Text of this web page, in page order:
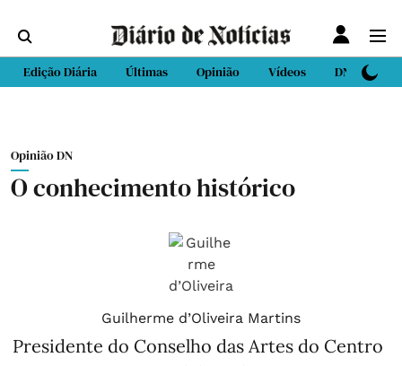
Edição Diária Últimas Opinião Vídeos DN Sport
Opinião DN
O conhecimento histórico
Guilherme d’Oliveira Martins
Presidente do Conselho das Artes do Centro